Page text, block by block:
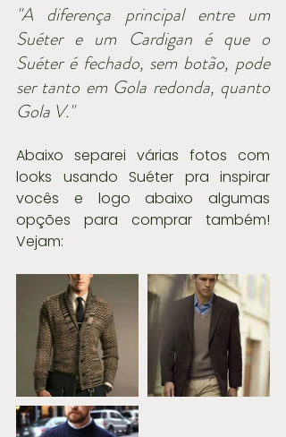
"A diferença principal entre um
Suéter e um Cardigan é que o
Suéter é fechado, sem botão, pode
ser tanto em Gola redonda, quanto
Gola V."
Abaixo separei várias fotos com
looks usando Suéter pra inspirar
vocês e logo abaixo algumas
opções para comprar também!
Vejam: